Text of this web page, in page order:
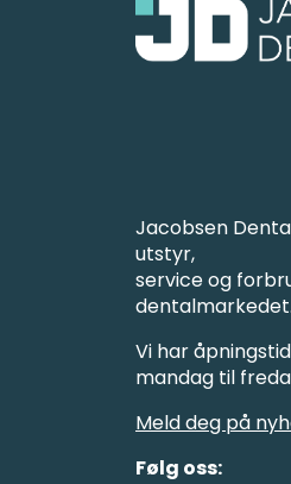
Jacobsen
utstyr,
service og
dentalmarkedet.
Vi har
mandag til
Meld deg på
Følg oss: